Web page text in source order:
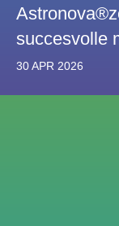
succesvolle
30 APR 2026